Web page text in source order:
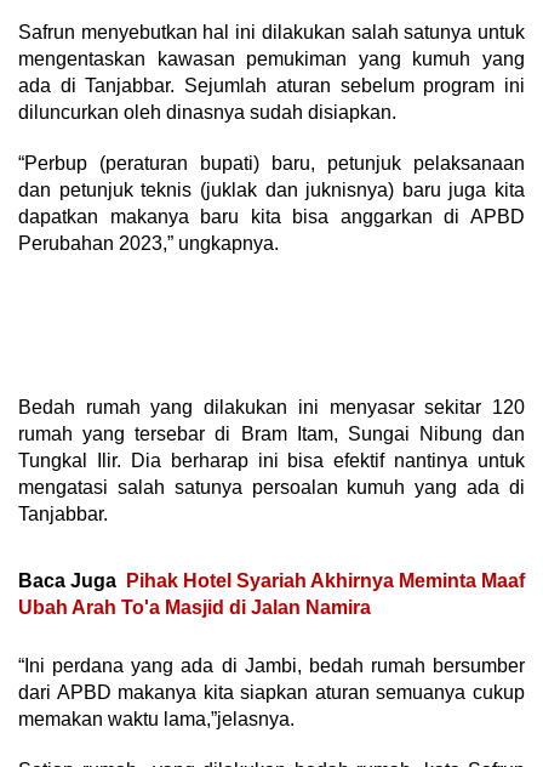
Safrun menyebutkan hal ini dilakukan salah satunya untuk
mengentaskan kawasan pemukiman yang kumuh yang
ada di Tanjabbar. Sejumlah aturan sebelum program ini
diluncurkan oleh dinasnya sudah disiapkan.
“Perbup (peraturan bupati) baru, petunjuk pelaksanaan
dan petunjuk teknis (juklak dan juknisnya) baru juga kita
dapatkan makanya baru kita bisa anggarkan di APBD
Perubahan 2023,” ungkapnya.
Bedah rumah yang dilakukan ini menyasar sekitar 120
rumah yang tersebar di Bram Itam, Sungai Nibung dan
Tungkal Ilir. Dia berharap ini bisa efektif nantinya untuk
mengatasi salah satunya persoalan kumuh yang ada di
Tanjabbar.
Baca Juga
Pihak Hotel Syariah Akhirnya Meminta Maaf
Ubah Arah To'a Masjid di Jalan Namira
“Ini perdana yang ada di Jambi, bedah rumah bersumber
dari APBD makanya kita siapkan aturan semuanya cukup
memakan waktu lama,”jelasnya.